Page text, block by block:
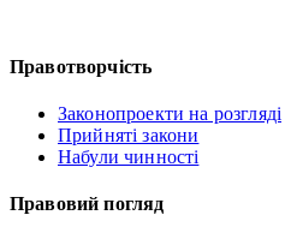
Правотворчість
Законопроекти на розгляді
Прийняті закони
Набули чинності
Правовий погляд